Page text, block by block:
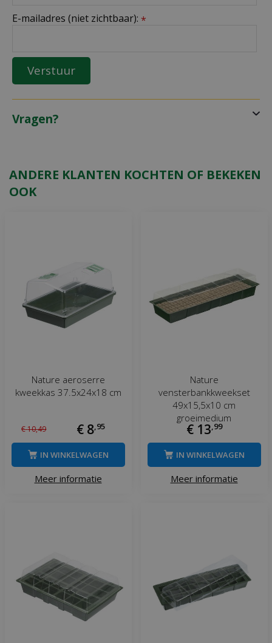
E-mailadres (niet zichtbaar): *
Vragen?
ANDERE KLANTEN KOCHTEN OF BEKEKEN
OOK
Nature aeroserre
kweekkas 37.5x24x18 cm
€10,49 € 8,95
Meer informatie
IN WINKELWAGEN
Nature
vensterbankkweekset
49x15,5x10 cm
groeimedium
€ 13,99
Meer informatie
IN WINKELWAGEN